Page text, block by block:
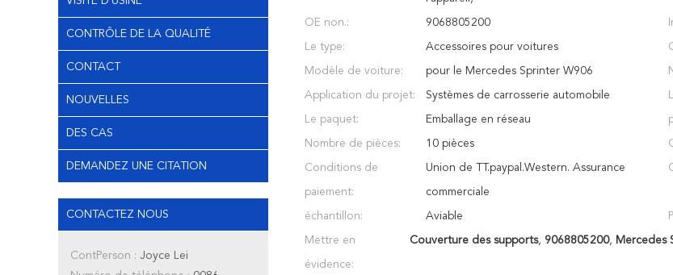
CONTRÔLE DE LA QUALITÉ
CONTACT
NOUVELLES
DES CAS
DEMANDEZ UNE CITATION
CONTACTEZ NOUS
ContPerson : Joyce Lei
OE non.: 9068805200
Le type: Accessoires pour voitures
Modèle de voiture: pour le Mercedes Sprinter W906
Application du projet: Systèmes de carrosserie automobile
Le paquet: Emballage en réseau
Nombre de pièces: 10 pièces
Conditions de
paiement:
Union de TT.paypal.Western. Assurance
commerciale
échantillon: Aviable
Mettre en
évidence:
Couverture des supports, 9068805200, Mercedes